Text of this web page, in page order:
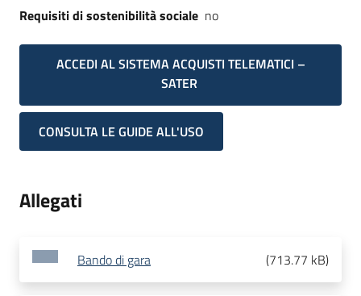
Requisiti di sostenibilità sociale no
ACCEDI AL SISTEMA ACQUISTI TELEMATICI –
SATER
CONSULTA LE GUIDE ALL'USO
Allegati
Bando di gara (713.77 kB)